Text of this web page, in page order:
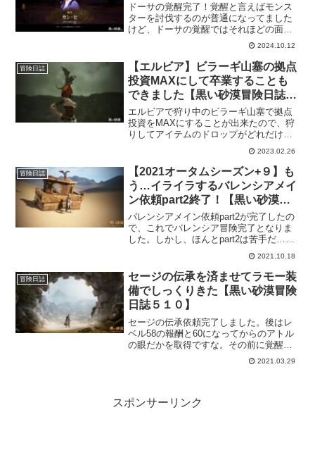
ドーサの覚醒完了！覚醒と言えばモンス
ターを討伐するのが普通になってました
けど、ドーサの覚醒ではそれほどの面倒
臭さはありませんでした。これが通常に
なるとうれしいのになという流れだった
し、カットシーンがあるってのも良かっ
たのかもです。
2024.10.12
冒険日誌
【エルビア】ビラーギ山塞の拠点
投資MAXにして卒業することも
できました【黒い砂漠冒険日誌１
０９７】
エルビアで狩り中のビラーギ山塞で拠点
投資をMAXにすることが出来たので、狩
りしてアイテムのドロップがどれだけ変
わるか確認してきました。アイテムの確
認もそこそこに目標としていた称号が３
つとも取れたので卒業することができま
した。次は、ナーガに行きます。
2023.02.26
冒険日誌
【2021オータムシーズン+９】も
う…イライラするバレンシアメイ
ン依頼part2終了！【黒い砂漠冒
険日誌６７６】
バレンシアメイン依頼part2が完了したの
で、これでバレンシア冒険完了となりま
した。しかし、ほんとpart2は苦手だ…。
ただ、part2を終わらせないともらえない
ものもあるっていうのが何ともな感じ。
丸っと変更してくんないかなpart2。そう
思わずにはいられないｗ
2021.10.18
冒険日誌
セージの伝承を済ませてラモー装
備でしっくりきた【黒い砂漠冒険
日誌５１０】
セージの伝承依頼完了しました。後はレ
ベル58の報酬と60になってからのアトル
の眼だかを取得ですな。その前に覚醒も
あるんだろうけど。それまでの間に60に
はなってたいと思ってます。で、セージ
2021.03.29
スポンサーリンク